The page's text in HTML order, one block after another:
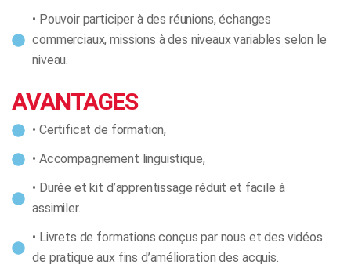
• Pouvoir participer à des réunions, échanges
commerciaux, missions à des niveaux variables selon le
niveau.
AVANTAGES
• Certificat de formation,
• Accompagnement linguistique,
• Durée et kit d’apprentissage réduit et facile à
assimiler.
• Livrets de formations conçus par nous et des vidéos
de pratique aux fins d’amélioration des acquis.